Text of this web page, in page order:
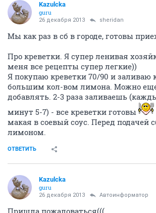
Kazulcka
guru
26 декабря 2013 sheridan
Мы как раз в сб в городе, готовы
Про креветки. Я супер ленивая
меня все рецепты супер легкие))
Я покупаю креветки 70/90 и заливаю
большим кол-вом лимона. Можно
добавлять. 2-3 раза заливаешь
минут 5-7) - все креветки готовы
макая в соевый соус. Перед подачей
лимоном.
ОТВЕТИТЬ
Kazulcka
guru
26 декабря 2013 Автоинформатор
Пришла пожаловаться(((